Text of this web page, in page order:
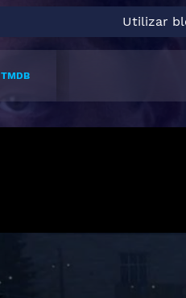
Utilizar
TMDB